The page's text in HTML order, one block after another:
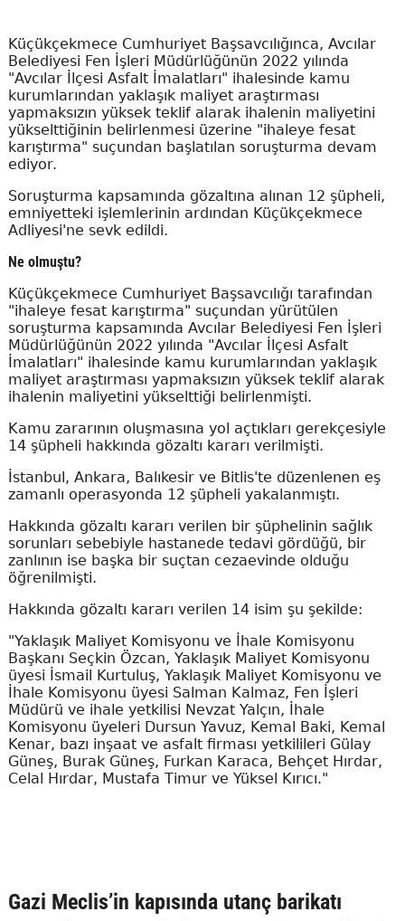
Küçükçekmece Cumhuriyet Başsavcılığınca, Avcılar
Belediyesi Fen İşleri Müdürlüğünün 2022 yılında
"Avcılar İlçesi Asfalt İmalatları" ihalesinde kamu
kurumlarından yaklaşık maliyet araştırması
yapmaksızın yüksek teklif alarak ihalenin maliyetini
yükselttiğinin belirlenmesi üzerine "ihaleye fesat
karıştırma" suçundan başlatılan soruşturma devam
ediyor.
Soruşturma kapsamında gözaltına alınan 12 şüpheli,
emniyetteki işlemlerinin ardından Küçükçekmece
Adliyesi'ne sevk edildi.
Ne olmuştu?
Küçükçekmece Cumhuriyet Başsavcılığı tarafından
"ihaleye fesat karıştırma" suçundan yürütülen
soruşturma kapsamında Avcılar Belediyesi Fen İşleri
Müdürlüğünün 2022 yılında "Avcılar İlçesi Asfalt
İmalatları" ihalesinde kamu kurumlarından yaklaşık
maliyet araştırması yapmaksızın yüksek teklif alarak
ihalenin maliyetini yükselttiği belirlenmişti.
Kamu zararının oluşmasına yol açtıkları gerekçesiyle
14 şüpheli hakkında gözaltı kararı verilmişti.
İstanbul, Ankara, Balıkesir ve Bitlis'te düzenlenen eş
zamanlı operasyonda 12 şüpheli yakalanmıştı.
Hakkında gözaltı kararı verilen bir şüphelinin sağlık
sorunları sebebiyle hastanede tedavi gördüğü, bir
zanlının ise başka bir suçtan cezaevinde olduğu
öğrenilmişti.
Hakkında gözaltı kararı verilen 14 isim şu şekilde:
"Yaklaşık Maliyet Komisyonu ve İhale Komisyonu
Başkanı Seçkin Özcan, Yaklaşık Maliyet Komisyonu
üyesi İsmail Kurtuluş, Yaklaşık Maliyet Komisyonu ve
İhale Komisyonu üyesi Salman Kalmaz, Fen İşleri
Müdürü ve ihale yetkilisi Nevzat Yalçın, İhale
Komisyonu üyeleri Dursun Yavuz, Kemal Baki, Kemal
Kenar, bazı inşaat ve asfalt firması yetkilileri Gülay
Güneş, Burak Güneş, Furkan Karaca, Behçet Hırdar,
Celal Hırdar, Mustafa Timur ve Yüksel Kırıcı."
Gazi Meclis’in kapısında utanç barikatı